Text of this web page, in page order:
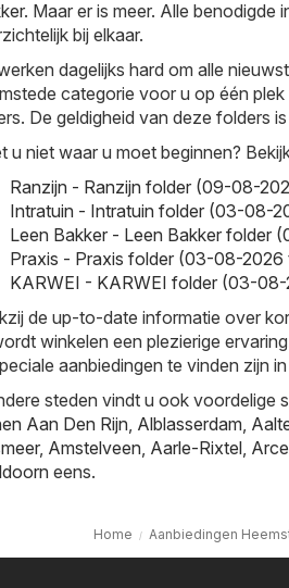
. Maar er is meer. Alle
bij elkaar.
dagelijks hard om alle
categorie voor u op één
De geldigheid van deze folders
u niet waar u moet beginnen?
Ranzijn - Ranzijn folder (09-08-
Intratuin - Intratuin folder (03-08-
Leen Bakker - Leen Bakker
Praxis - Praxis folder (03-08-
KARWEI - KARWEI folder (03-
de up-to-date informatie over
winkelen een plezierige
aanbiedingen te vinden zijn
steden vindt u ook voordelige
Aan Den Rijn, Alblasserdam,
, Amstelveen, Aarle-Rixtel,
eens.
Home Aanbiedingen